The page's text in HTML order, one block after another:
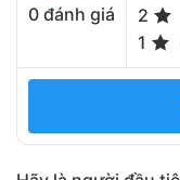
0 đánh giá
2
1